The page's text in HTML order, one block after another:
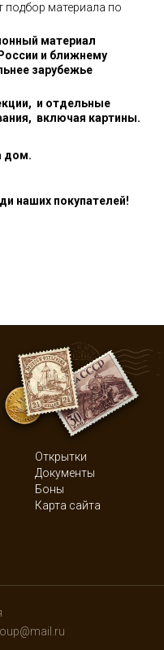
материала по
материал
и ближнему
зарубежье
и отдельные
включая картины.
дом.
наших покупателей!
Открытки
Документы
Боны
Карта сайта